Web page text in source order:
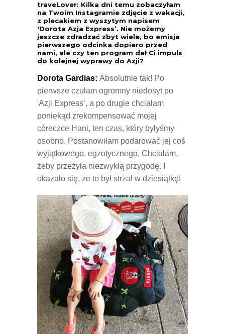
traveLover: Kilka dni temu zobaczyłam
na Twoim Instagramie zdjęcie z wakacji,
z plecakiem z wyszytym napisem
'Dorota Azja Express’. Nie możemy
jeszcze zdradzać zbyt wiele, bo emisja
pierwszego odcinka dopiero przed
nami, ale czy ten program dał Ci impuls
do kolejnej wyprawy do Azji?
Dorota Gardias: Absolutnie tak! Po
pierwsze czułam ogromny niedosyt po
'Azji Express’, a po drugie chciałam
poniekąd zrekompensować mojej
córeczce Hani, ten czas, który byłyśmy
osobno. Postanowiłam podarować jej coś
wyjątkowego, egzotycznego. Chciałam,
żeby przeżyła niezwykłą przygodę. I
okazało się, że to był strzał w dziesiątkę!